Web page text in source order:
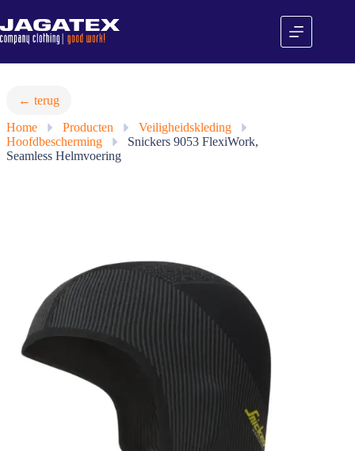
naar
de
inhoud
← terug
Home
» Producten » Veiligheidskleding
»
Hoofdbescherming
»
Snickers 9053 FlexiWork,
Seamless Helmvoering